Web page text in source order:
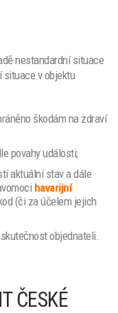
nestandardní situace
situace v objektu
škodám na zdraví
povahy události;
aktuální stav a dále
havarijní
(či za účelem jejich
objednateli.
ČESKÉ